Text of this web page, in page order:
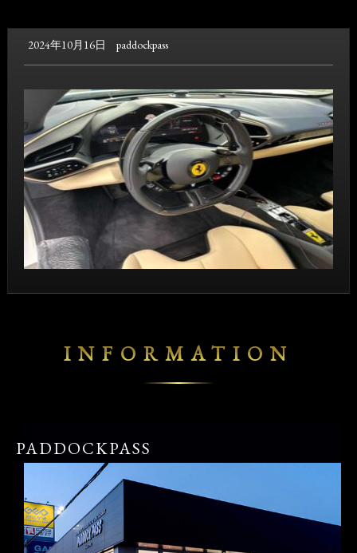
2024年10月16日 paddockpass
INFORMATION
PADDOCKPASS